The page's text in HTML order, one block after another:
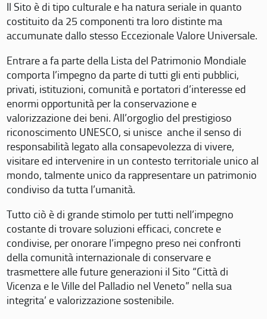
Il Sito è di tipo culturale e ha natura seriale in quanto
costituito da 25 componenti tra loro distinte ma
accumunate dallo stesso Eccezionale Valore Universale.
Entrare a fa parte della Lista del Patrimonio Mondiale
comporta l’impegno da parte di tutti gli enti pubblici,
privati, istituzioni, comunità e portatori d’interesse ed
enormi opportunità per la conservazione e
valorizzazione dei beni. All’orgoglio del prestigioso
riconoscimento UNESCO, si unisce anche il senso di
responsabilità legato alla consapevolezza di vivere,
visitare ed intervenire in un contesto territoriale unico al
mondo, talmente unico da rappresentare un patrimonio
condiviso da tutta l’umanità.
Tutto ciò è di grande stimolo per tutti nell’impegno
costante di trovare soluzioni efficaci, concrete e
condivise, per onorare l’impegno preso nei confronti
della comunità internazionale di conservare e
trasmettere alle future generazioni il Sito “Città di
Vicenza e le Ville del Palladio nel Veneto” nella sua
integrita’ e valorizzazione sostenibile.